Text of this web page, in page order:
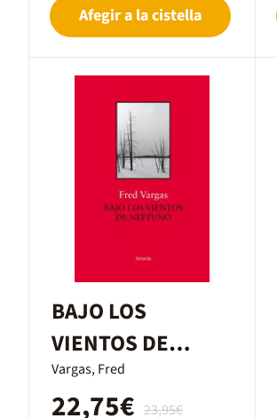
Afegir a la cistella
BAJO LOS
VIENTOS DE
NEPTUNO
Vargas, Fred
23,95€
22,75€